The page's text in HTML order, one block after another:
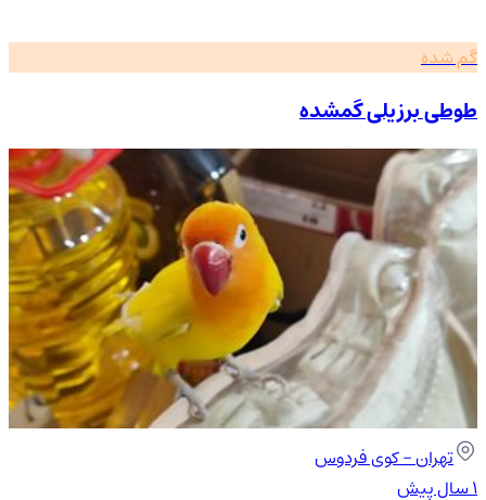
گم شده
طوطی برزیلی گمشده
تهران- کوی فردوس
۱ سال پیش